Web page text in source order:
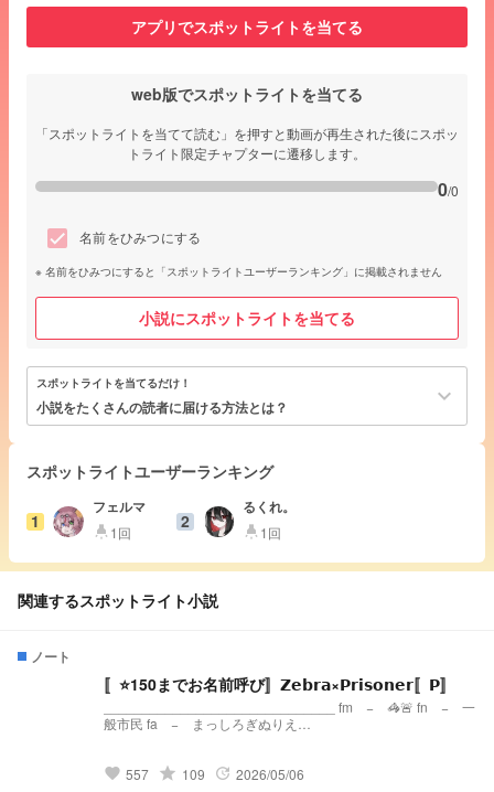
アプリでスポットライトを当てる
web版でスポットライトを当てる
「スポットライトを当てて読む」を押すと動画が再生された後にスポッ
トライト限定チャプターに遷移します。
0/0
名前をひみつにする
名前をひみつにすると「スポットライトユーザーランキング」に掲載されません
小説にスポットライトを当てる
スポットライトを当てるだけ！
小説をたくさんの読者に届ける方法とは？ keyboard_arrow_down
スポットライトユーザーランキング
1
フェルマ
highlight 1回 2
るくれ。
highlight 1回
関連するスポットライト小説
ノート
〚⭐️150までお名前呼び〛𝗭𝗲𝗯𝗿𝗮×𝗣𝗿𝗶𝘀𝗼𝗻𝗲𝗿〚𝗣〛
般市民 fa − まっしろぎぬりえ
挨拶回りは”初配信” のチャプターにてお願いします。 (お断り
favorite 557 grade 109 update 2026/05/06